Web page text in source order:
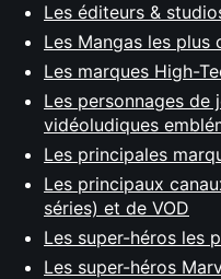
Les éditeurs &
Les Mangas les plus
Les marques High-
Les personnages de
vidéoludiques
Les principales
Les principaux
séries) et de VOD
Les super-héros les
Les super-héros